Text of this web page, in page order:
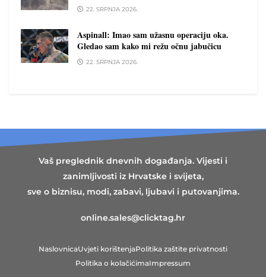
22. SRPNJA 2026.
Aspinall: Imao sam užasnu operaciju oka.
Gledao sam kako mi režu očnu jabučicu
22. SRPNJA 2026.
Vaš preglednik dnevnih događanja. Vijesti i
zanimljivosti iz Hrvatske i svijeta,
sve o biznisu, modi, zabavi, ljubavi i putovanjima.
online.sales@clicktag.hr
NaslovnicaUvjeti korištenjaPolitika zaštite privatnosti
Politika o kolačićimaImpressum